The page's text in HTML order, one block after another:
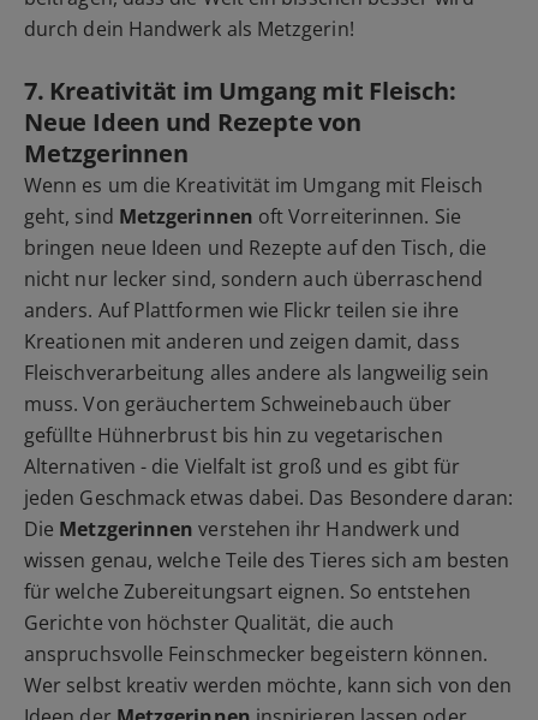
durch dein Handwerk als Metzgerin!
7. Kreativität im Umgang mit Fleisch:
Neue Ideen und Rezepte von
Metzgerinnen
Wenn es um die Kreativität im Umgang mit Fleisch
geht, sind Metzgerinnen oft Vorreiterinnen. Sie
bringen neue Ideen und Rezepte auf den Tisch, die
nicht nur lecker sind, sondern auch überraschend
anders. Auf Plattformen wie Flickr teilen sie ihre
Kreationen mit anderen und zeigen damit, dass
Fleischverarbeitung alles andere als langweilig sein
muss. Von geräuchertem Schweinebauch über
gefüllte Hühnerbrust bis hin zu vegetarischen
Alternativen - die Vielfalt ist groß und es gibt für
jeden Geschmack etwas dabei. Das Besondere daran:
Die Metzgerinnenverstehen ihr Handwerk und
wissen genau, welche Teile des Tieres sich am besten
für welche Zubereitungsart eignen. So entstehen
Gerichte von höchster Qualität, die auch
anspruchsvolle Feinschmecker begeistern können.
Wer selbst kreativ werden möchte, kann sich von den